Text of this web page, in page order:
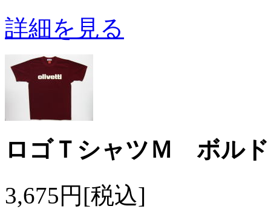
詳細を見る
ロゴＴシャツＭ ボル
3,675円[税込]